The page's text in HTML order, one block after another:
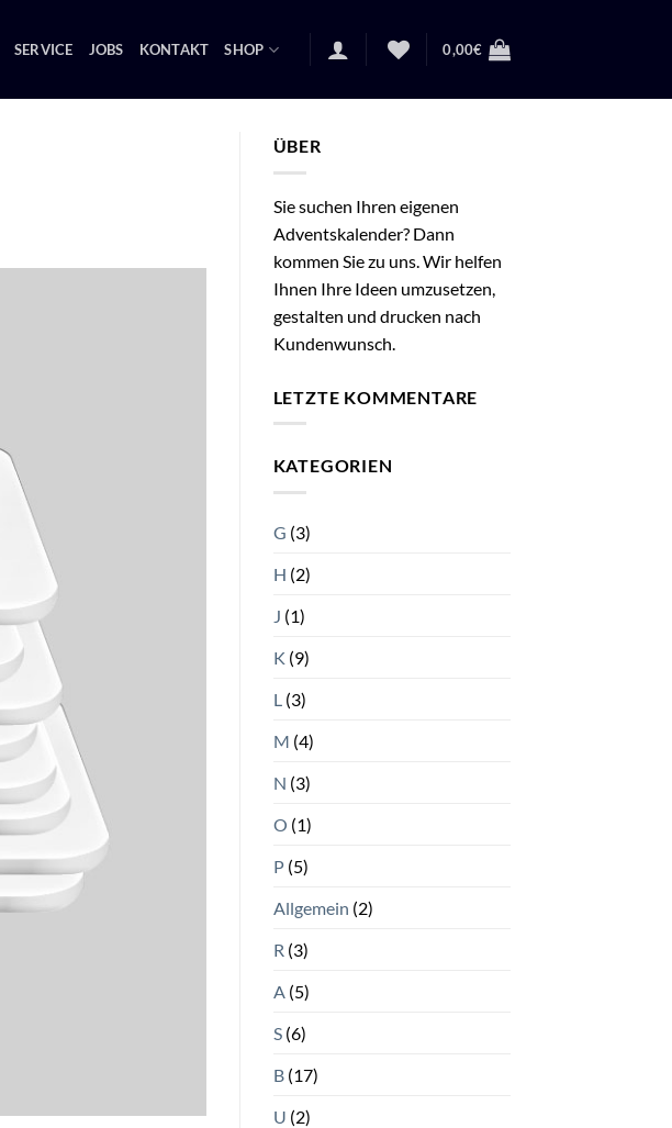
SERVICE JOBS KONTAKT SHOP 0,00€
ÜBER
Sie suchen Ihren eigenen
Adventskalender? Dann
kommen Sie zu uns. Wir helfen
Ihnen Ihre Ideen umzusetzen,
gestalten und drucken nach
Kundenwunsch.
LETZTE KOMMENTARE
KATEGORIEN
G (3)
H (2)
J (1)
K (9)
L (3)
M (4)
N (3)
O (1)
P(5)
Allgemein (2)
R (3)
A (5)
S(6)
B(17)
U (2)